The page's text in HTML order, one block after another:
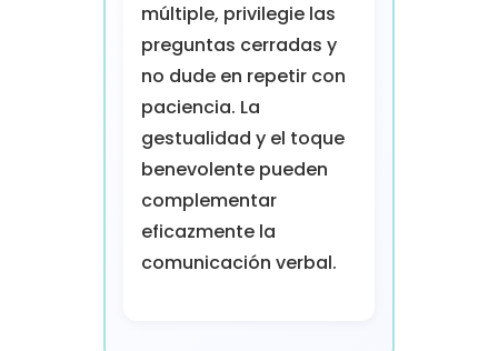
múltiple, privilegie las
preguntas cerradas y
no dude en repetir con
paciencia. La
gestualidad y el toque
benevolente pueden
complementar
eficazmente la
comunicación verbal.